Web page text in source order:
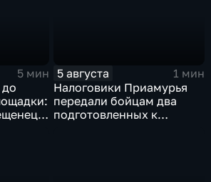
5 мин
5 августа
1 мин
Налоговики Приамурья
передали бойцам два
подготовленных к